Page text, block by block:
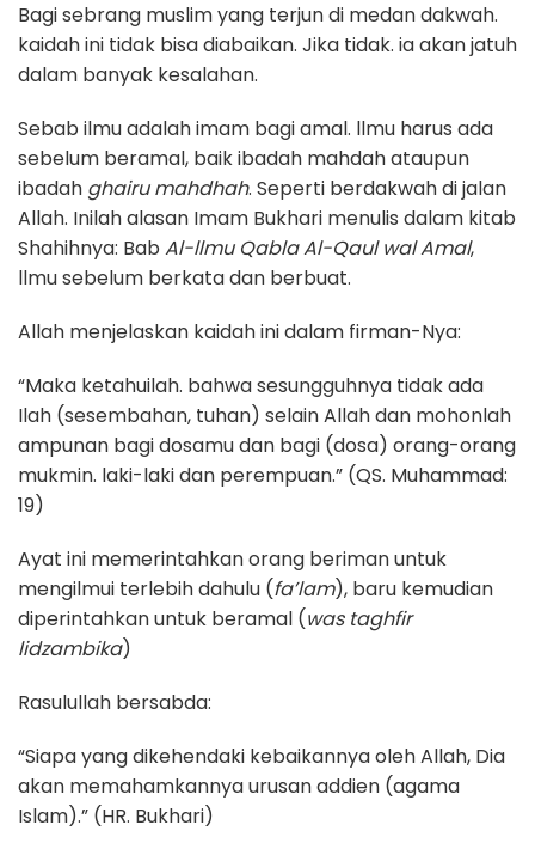
Bagi sebrang muslim yang terjun di medan dakwah.
kaidah ini tidak bisa diabaikan. Jika tidak. ia akan jatuh
dalam banyak kesalahan.
Sebab ilmu adalah imam bagi amal. llmu harus ada
sebelum beramal, baik ibadah mahdah ataupun
ibadah ghairu mahdhah. Seperti berdakwah di jalan
Allah. Inilah alasan Imam Bukhari menulis dalam kitab
Shahihnya: Bab Al-llmu Qabla Al-Qaul wal Amal,
llmu sebelum berkata dan berbuat.
Allah menjelaskan kaidah ini dalam firman-Nya:
“Maka ketahuilah. bahwa sesungguhnya tidak ada
Ilah (sesembahan, tuhan) selain Allah dan mohonlah
ampunan bagi dosamu dan bagi (dosa) orang-orang
mukmin. laki-laki dan perempuan.” (QS. Muhammad:
19)
Ayat ini memerintahkan orang beriman untuk
mengilmui terlebih dahulu (fa’lam), baru kemudian
diperintahkan untuk beramal (was taghfir
lidzambika)
Rasulullah bersabda:
“Siapa yang dikehendaki kebaikannya oleh Allah, Dia
akan memahamkannya urusan addien (agama
Islam).” (HR. Bukhari)